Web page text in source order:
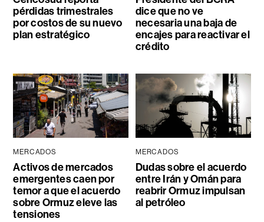
pérdidas trimestrales
por costos de su nuevo
plan estratégico
dice que no ve
necesaria una baja de
encajes para reactivar el
crédito
MERCADOS
Activos de mercados
emergentes caen por
temor a que el acuerdo
sobre Ormuz eleve las
tensiones
MERCADOS
Dudas sobre el acuerdo
entre Irán y Omán para
reabrir Ormuz impulsan
al petróleo